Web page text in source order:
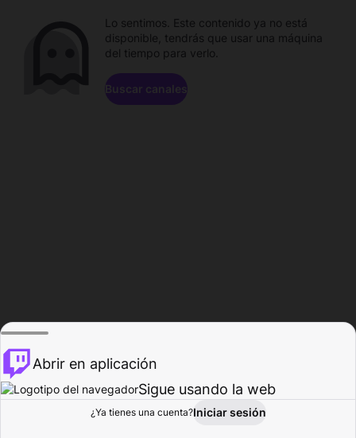
Explorar Actividad
Lo sentimos. Este contenido ya no está
disponible, tendrás que usar una máquina
del tiempo para verlo.
Buscar canales
Abrir en aplicación
Sigue usando la web
¿Ya tienes una cuenta?Iniciar sesión